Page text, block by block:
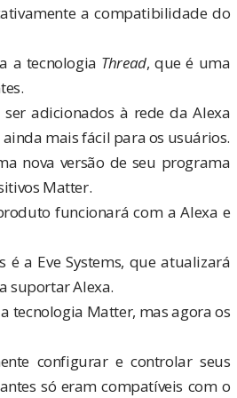
a compatibilidade do
a tecnologia Thread, que é uma
adicionados à rede da Alexa
mais fácil para os usuários.
nova versão de seu programa
Matter.
funcionará com a Alexa e
a Eve Systems, que atualizará
suportar Alexa.
tecnologia Matter, mas agora os
configurar e controlar seus
só eram compatíveis com o